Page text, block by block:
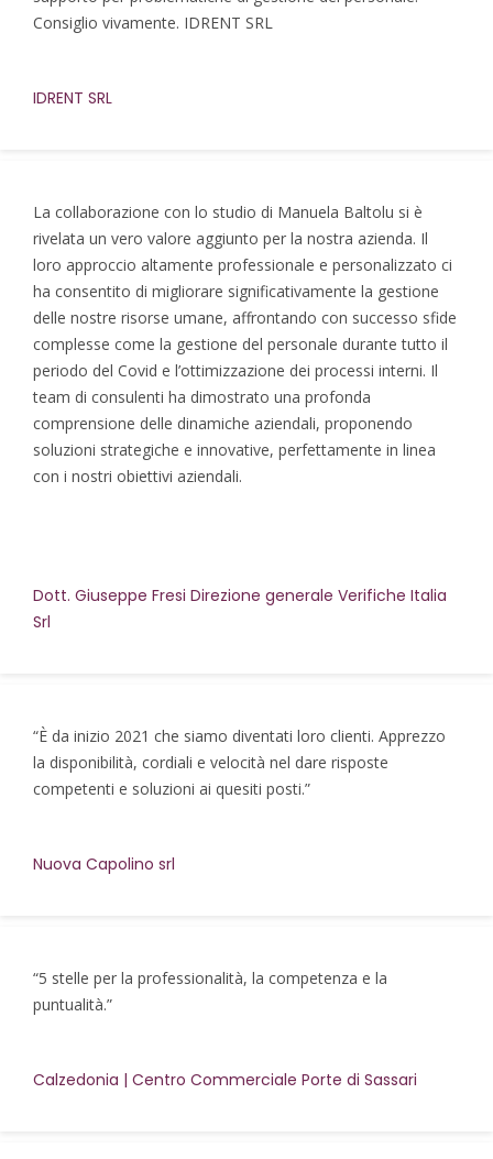
Consiglio vivamente. IDRENT SRL
IDRENT SRL
La collaborazione con lo studio di Manuela Baltolu si è
rivelata un vero valore aggiunto per la nostra azienda. Il
loro approccio altamente professionale e personalizzato ci
ha consentito di migliorare significativamente la gestione
delle nostre risorse umane, affrontando con successo sfide
complesse come la gestione del personale durante tutto il
periodo del Covid e l’ottimizzazione dei processi interni. Il
team di consulenti ha dimostrato una profonda
comprensione delle dinamiche aziendali, proponendo
soluzioni strategiche e innovative, perfettamente in linea
con i nostri obiettivi aziendali.
Dott. Giuseppe Fresi Direzione generale Verifiche Italia
Srl
“È da inizio 2021 che siamo diventati loro clienti. Apprezzo
la disponibilità, cordiali e velocità nel dare risposte
competenti e soluzioni ai quesiti posti.”
Nuova Capolino srl
“5 stelle per la professionalità, la competenza e la
puntualità.”
Calzedonia | Centro Commerciale Porte di Sassari